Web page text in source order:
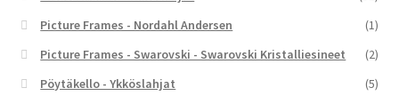
Picture Frames - Nordahl Andersen
(1)
Picture Frames - Swarovski - Swarovski Kristalliesineet
(2)
Pöytäkello - Ykköslahjat
(5)